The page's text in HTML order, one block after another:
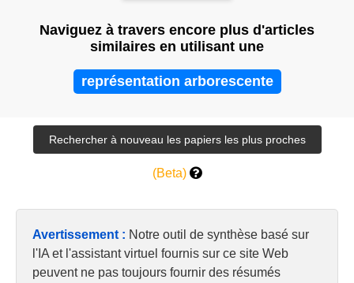
Naviguez à travers encore plus d'articles
similaires en utilisant une
représentation arborescente
(Beta)
Avertissement : Notre outil de synthèse basé sur
l'IA et l'assistant virtuel fournis sur ce site Web
peuvent ne pas toujours fournir des résumés